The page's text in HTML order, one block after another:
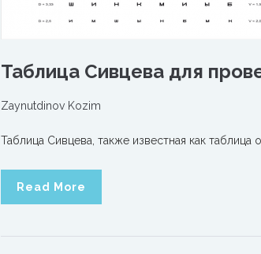
Таблица Сивцева для
Zaynutdinov Kozim
Таблица Сивцева, также известная как
Read More